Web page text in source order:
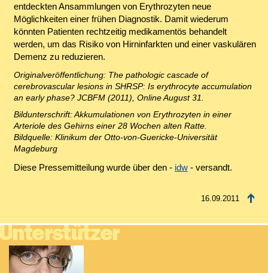
entdeckten Ansammlungen von Erythrozyten neue
Möglichkeiten einer frühen Diagnostik. Damit wiederum
könnten Patienten rechtzeitig medikamentös behandelt
werden, um das Risiko von Hirninfarkten und einer vaskulären
Demenz zu reduzieren.
Originalveröffentlichung: The pathologic cascade of
cerebrovascular lesions in SHRSP: Is erythrocyte accumulation
an early phase? JCBFM (2011), Online August 31
Bildunterschrift: Akkumulationen von Erythrozyten in einer
Arteriole des Gehirns einer 28 Wochen alten Ratte.
Bildquelle: Klinikum der Otto-von-Guericke-Universität
Magdeburg
Diese Pressemitteilung wurde über den - idw- versandt.
16.09.2011